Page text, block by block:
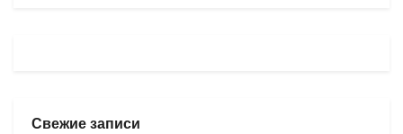
Свежие записи